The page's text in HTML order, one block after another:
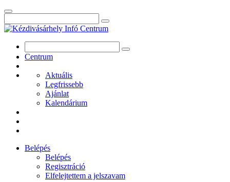
Centrum
Aktuális
Legfrissebb
Ajánlat
Kalendárium
Belépés
Belépés
Regisztráció
Elfelejtettem a jelszavam